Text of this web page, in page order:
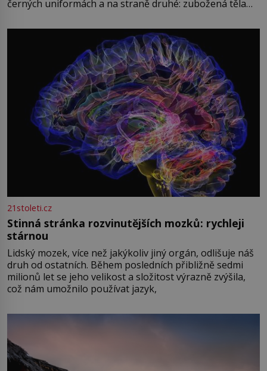
černých uniformách a na straně druhé: zubožená těla
přízračná scéna znamená? Je jaro roku 1945, druhá
světová válka se chýlí ke konci. Jezero Stolpsee
21stoleti.cz
Stinná stránka rozvinutějších mozků: rychleji
stárnou
Lidský mozek, více než jakýkoliv jiný orgán, odlišuje náš
druh od ostatních. Během posledních přibližně sedmi
milionů let se jeho velikost a složitost výrazně zvýšila,
což nám umožnilo používat jazyk,